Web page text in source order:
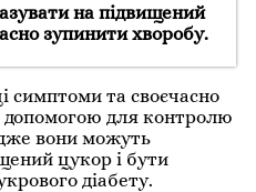
на підвищений
зупинити хворобу.
симптоми та своєчасно
для контролю
вони можуть
цукор і бути
діабету.